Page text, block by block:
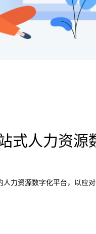
式人力资源
力资源数字化平台，以应